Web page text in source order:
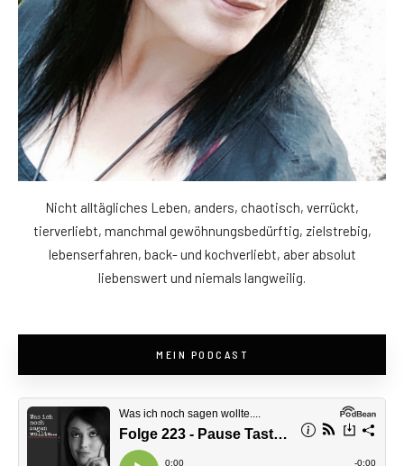
Nicht alltägliches Leben, anders, chaotisch, verrückt,
tierverliebt, manchmal gewöhnungsbedürftig, zielstrebig,
lebenserfahren, back- und kochverliebt, aber absolut
liebenswert und niemals langweilig.
MEIN PODCAST